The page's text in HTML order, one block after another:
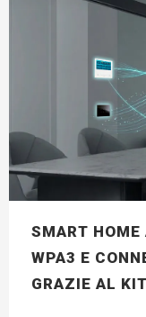
SMART
WPA3 E
GRAZIE AL